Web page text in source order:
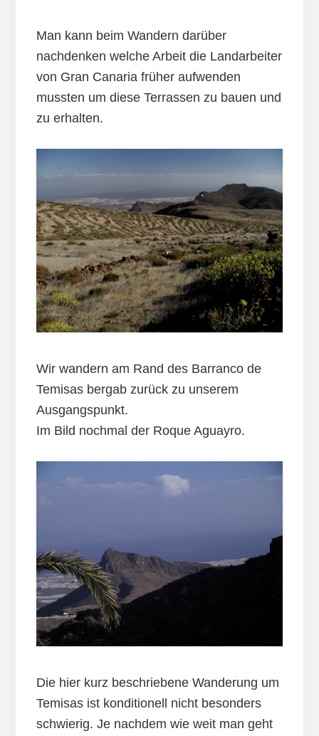
Man kann beim Wandern darüber
nachdenken welche Arbeit die Landarbeiter
von Gran Canaria früher aufwenden
mussten um diese Terrassen zu bauen und
zu erhalten.
Wir wandern am Rand des Barranco de
Temisas bergab zurück zu unserem
Ausgangspunkt.
Im Bild nochmal der Roque Aguayro.
Die hier kurz beschriebene Wanderung um
Temisas ist konditionell nicht besonders
schwierig. Je nachdem wie weit man geht